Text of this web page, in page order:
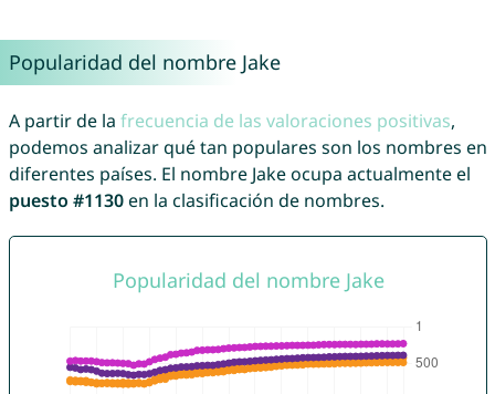
Popularidad del nombre Jake
A partir de la frecuencia de las valoraciones positivas,
podemos analizar qué tan populares son los nombres en
diferentes países. El nombre Jake ocupa actualmente el
puesto #1130en la clasificación de nombres.